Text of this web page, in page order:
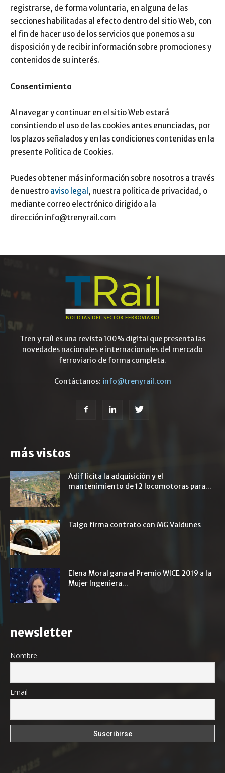
registrarse, de forma voluntaria, en alguna de las
secciones habilitadas al efecto dentro del sitio Web, con
el fin de hacer uso de los servicios que ponemos a su
disposición y de recibir información sobre promociones y
contenidos de su interés.
Consentimiento
Al navegar y continuar en el sitio Web estará
consintiendo el uso de las cookies antes enunciadas, por
los plazos señalados y en las condiciones contenidas en la
presente Política de Cookies.
Puedes obtener más información sobre nosotros a través
de nuestro aviso legal , nuestra política de privacidad, o
mediante correo electrónico dirigido a la
dirección info@trenyrail.com
Tren y raíl es una revista 100% digital que presenta las
novedades nacionales e internacionales del mercado
ferroviario de forma completa.
Contáctanos: info@trenyrail.com
más vistos
Adif licita la adquisición y el
mantenimiento de 12 locomotoras para...
Talgo firma contrato con MG Valdunes
Elena Moral gana el Premio WICE 2019 a la
Mujer Ingeniera...
newsletter
Nombre
Email